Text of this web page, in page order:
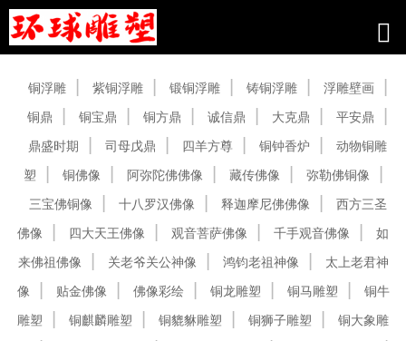
铜浮雕 紫铜浮雕 锻铜浮雕 铸铜浮雕
浮雕壁画
铜鼎
铜宝鼎 铜方鼎 诚信鼎 大克鼎
平安鼎
鼎盛时期
司母戊鼎 四羊方尊 铜钟香炉
动物铜雕
塑
铜佛像 阿弥陀佛佛像 藏传佛像
弥勒佛铜像
三宝佛铜像
十八罗汉佛像 释迦摩尼佛佛像
西方三圣
佛像
四大天王佛像 观音菩萨佛像 千手观音佛像
如
来佛祖佛像
关老爷关公神像 鸿钧老祖神像
太上老君神
像
贴金佛像 佛像彩绘 铜龙雕塑 铜马雕塑
铜牛
雕塑
铜麒麟雕塑 铜貔貅雕塑 铜狮子雕塑
铜大象雕